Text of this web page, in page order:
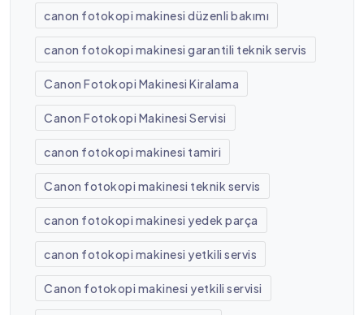
canon fotokopi makinesi düzenli bakımı
canon fotokopi makinesi garantili teknik servis
Canon Fotokopi Makinesi Kiralama
Canon Fotokopi Makinesi Servisi
canon fotokopi makinesi tamiri
Canon fotokopi makinesi teknik servis
canon fotokopi makinesi yedek parça
canon fotokopi makinesi yetkili servis
Canon fotokopi makinesi yetkili servisi